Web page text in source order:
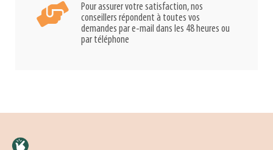
Pour assurer votre satisfaction, nos
conseillers répondent à toutes vos
demandes par e-mail dans les 48 heures ou
par téléphone